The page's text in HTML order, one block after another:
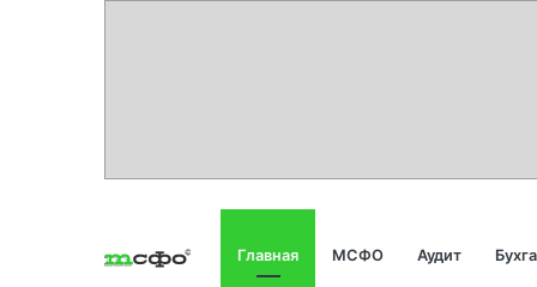
Главная МСФО Аудит